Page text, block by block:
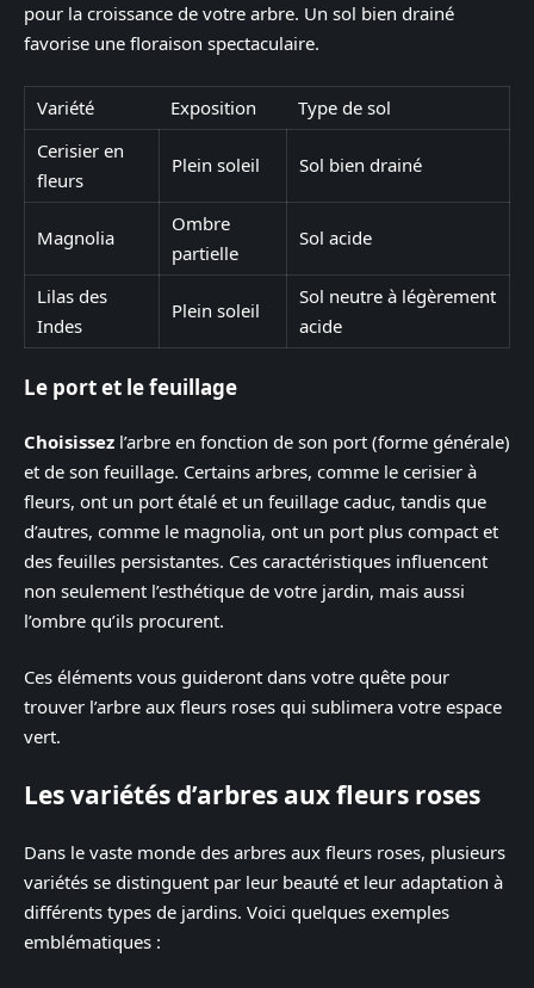
pour la croissance de votre arbre. Un sol bien drainé
favorise une floraison spectaculaire.
Variété Exposition
Type de sol
Cerisier en
fleurs
Plein soleil Sol bien drainé
Magnolia
Ombre
partielle
Sol acide
Lilas des
Indes
Plein soleil
Sol neutre à légèrement
acide
Le port et le feuillage
Choisissez l’arbre en fonction de son port (forme générale)
et de son feuillage. Certains arbres, comme le cerisier à
fleurs, ont un port étalé et un feuillage caduc, tandis que
d’autres, comme le magnolia, ont un port plus compact et
des feuilles persistantes. Ces caractéristiques influencent
non seulement l’esthétique de votre jardin, mais aussi
l’ombre qu’ils procurent.
Ces éléments vous guideront dans votre quête pour
trouver l’arbre aux fleurs roses qui sublimera votre espace
vert.
Les variétés d’arbres aux fleurs roses
Dans le vaste monde des arbres aux fleurs roses, plusieurs
variétés se distinguent par leur beauté et leur adaptation à
différents types de jardins. Voici quelques exemples
emblématiques :